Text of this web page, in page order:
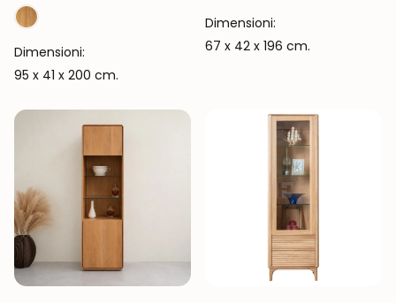
Dimensioni:
95 x 41 x 200 cm.
Dimensioni:
67 x 42 x 196 cm.